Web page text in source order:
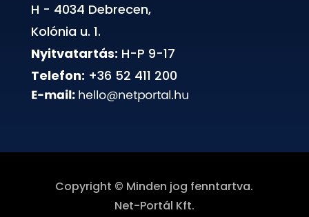
H - 4034 Debrecen,
Kolónia u. 1.
Nyitvatartás: H-P 9-17
Telefon: +36 52 411 200
Copyright © Minden jog fenntartva.
Net-Portál Kft.